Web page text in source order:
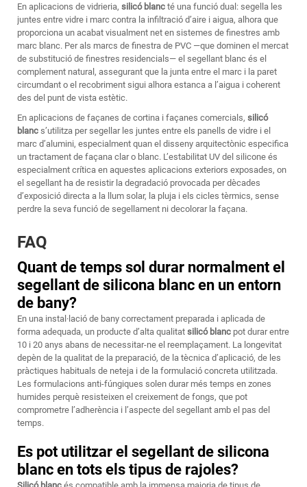
En aplicacions de vidrieria, silicó blanc té una funció dual: segella les
juntes entre vidre i marc contra la infiltració d’aire i aigua, alhora que
proporciona un acabat visualment net en sistemes de finestres amb
marc blanc. Per als marcs de finestra de PVC —que dominen el mercat
de substitució de finestres residencials— el segellant blanc és el
complement natural, assegurant que la junta entre el marc i la paret
circumdant o el recobriment sigui alhora estanca a l’aigua i coherent
des del punt de vista estètic.
En aplicacions de façanes de cortina i façanes comercials, silicó
blanc s’utilitza per segellar les juntes entre els panells de vidre i el
marc d’alumini, especialment quan el disseny arquitectònic especifica
un tractament de façana clar o blanc. L’estabilitat UV del silicone és
especialment crítica en aquestes aplicacions exteriors exposades, on
el segellant ha de resistir la degradació provocada per dècades
d’exposició directa a la llum solar, la pluja i els cicles tèrmics, sense
perdre la seva funció de segellament ni decolorar la façana.
FAQ
Quant de temps sol durar normalment el
segellant de silicona blanc en un entorn
de bany?
En una instal·lació de bany correctament preparada i aplicada de
forma adequada, un producte d’alta qualitat silicó blanc pot durar entre
10 i 20 anys abans de necessitar-ne el reemplaçament. La longevitat
depèn de la qualitat de la preparació, de la tècnica d’aplicació, de les
pràctiques habituals de neteja i de la formulació concreta utilitzada.
Les formulacions anti-fúngiques solen durar més temps en zones
humides perquè resisteixen el creixement de fongs, que pot
comprometre l’adherència i l’aspecte del segellant amb el pas del
temps.
Es pot utilitzar el segellant de silicona
blanc en tots els tipus de rajoles?